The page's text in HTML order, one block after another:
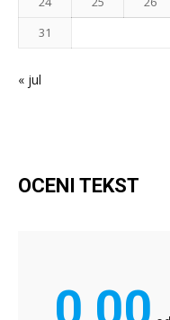
31
« jul
OCENI TEKST